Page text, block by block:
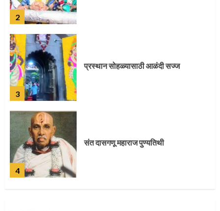
3
4
संत दासगणू महाराज पुण्यतिथी
5
जवानाला मिळाला महापूजेचा मान